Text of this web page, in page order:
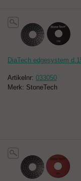
DiaTech edgesystem
Artikelnr: 033050
Merk: StoneTech